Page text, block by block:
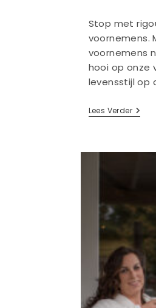
Stop met
voornemens.
voornemens
hooi op onze
levensstijl op
Lees VerderTips
Om